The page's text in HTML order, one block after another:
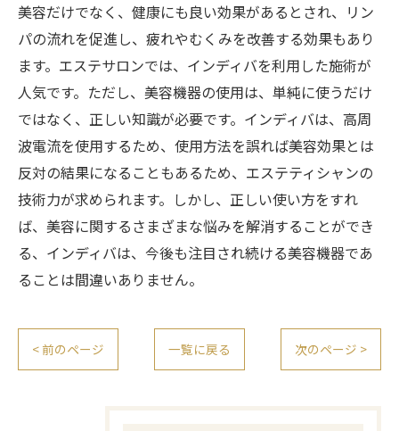
美容だけでなく、健康にも良い効果があるとされ、リン
パの流れを促進し、疲れやむくみを改善する効果もあり
ます。エステサロンでは、インディバを利用した施術が
人気です。ただし、美容機器の使用は、単純に使うだけ
ではなく、正しい知識が必要です。インディバは、高周
波電流を使用するため、使用方法を誤れば美容効果とは
反対の結果になることもあるため、エステティシャンの
技術力が求められます。しかし、正しい使い方をすれ
ば、美容に関するさまざまな悩みを解消することができ
る、インディバは、今後も注目され続ける美容機器であ
ることは間違いありません。
< 前のページ 一覧に戻る 次のページ >